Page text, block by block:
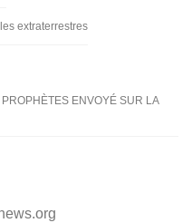
extraterrestres
ENVOYÉ SUR LA